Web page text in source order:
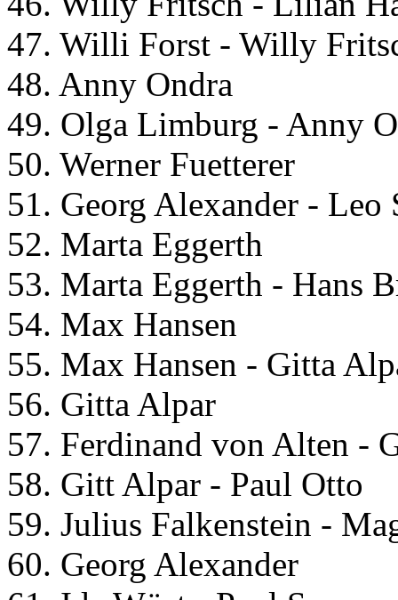
47. Willi Forst - Willy
48. Anny Ondra
49. Olga Limburg - Anny
50. Werner Fuetterer
51. Georg Alexander -
52. Marta Eggerth
53. Marta Eggerth - Hans
54. Max Hansen
55. Max Hansen - Gitta
56. Gitta Alpar
57. Ferdinand von Alten -
58. Gitt Alpar - Paul Otto
59. Julius Falkenstein -
60. Georg Alexander